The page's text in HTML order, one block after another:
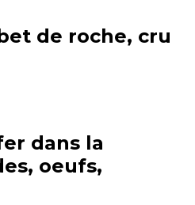
de roche, cru
dans la
oeufs,